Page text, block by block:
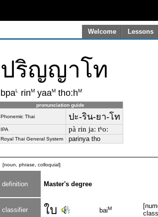
Welcome Lessons
ปริญญาโท
bpaL rinM yaaM tho:hM
pronunciation guide
Phonemic Thai ปะ-ริน-ยา-โท
IPA pà rin jaː tʰoː
Royal Thai General System parinya tho
[noun, phrase, colloquial]
definition Master's degree
classifier ใบ baiM